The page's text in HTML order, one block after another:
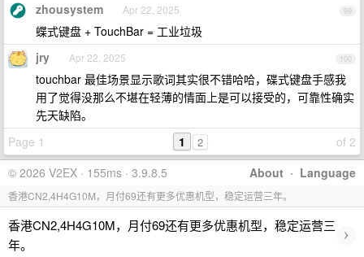
99
zhousystem Apr 22, 2025
蝶式键盘 + TouchBar = 工业垃圾
100
jry Apr 22, 2025
touchbar 最佳场景显示歌词其实很不错哈哈，碟式键盘手感我
用了觉得没那么不堪在轻薄的情面上是可以接受的，可靠性确实
先天缺陷。
Page 1
of 2
1 2
About · Language
© 2026 V2EX · 155ms · 3.9.8.5
香港CN2,4H4G10M，月付69还有更多优惠机型，稳定运营三年。
香港CN2,4H4G10M，月付69还有更多优惠机型，稳定运营三
年。
›